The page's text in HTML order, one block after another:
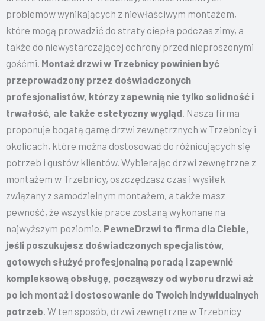
problemów wynikających z niewłaściwym montażem,
które mogą prowadzić do straty ciepła podczas zimy, a
także do niewystarczającej ochrony przed nieproszonymi
gośćmi. Montaż drzwi w Trzebnicy powinien być
przeprowadzony przez doświadczonych
profesjonalistów, którzy zapewnią nie tylko solidność i
trwałość, ale także estetyczny wygląd. Nasza firma
proponuje bogatą gamę drzwi zewnętrznych w Trzebnicy i
okolicach, które można dostosować do różnicujących się
potrzeb i gustów klientów. Wybierając drzwi zewnętrzne z
montażem w Trzebnicy, oszczędzasz czas i wysiłek
związany z samodzielnym montażem, a także masz
pewność, że wszystkie prace zostaną wykonane na
najwyższym poziomie. PewneDrzwi to firma dla Ciebie,
jeśli poszukujesz doświadczonych specjalistów,
gotowych służyć profesjonalną poradą i zapewnić
kompleksową obsługę, począwszy od wyboru drzwi aż
po ich montaż i dostosowanie do Twoich indywidualnych
potrzeb. W ten sposób, drzwi zewnętrzne w Trzebnicy